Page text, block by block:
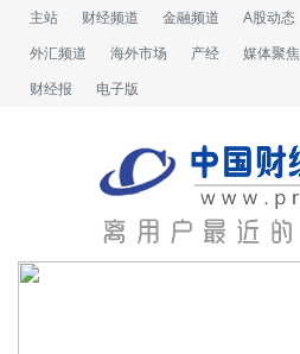
主站 财经频道 金融频道 A股动态
外汇频道 海外市场 产经 媒体聚焦
财经报 电子版